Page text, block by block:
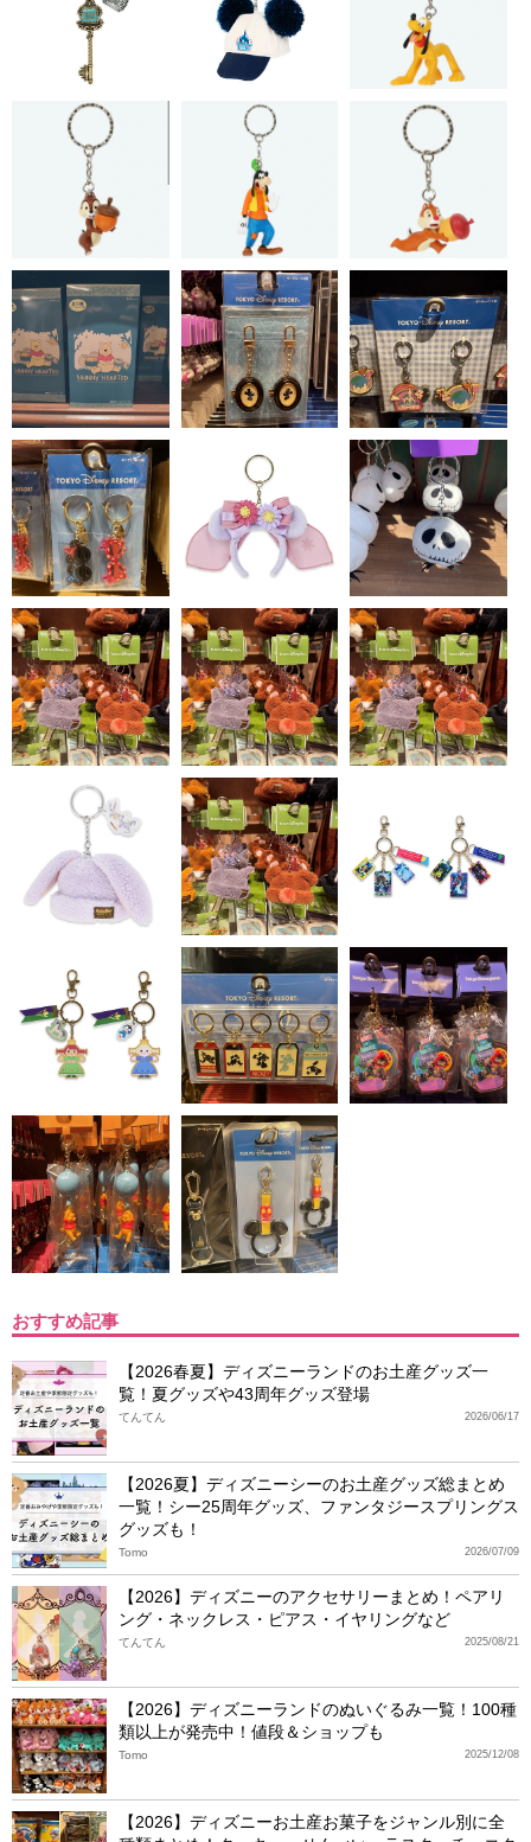
おすすめ記事
【2026春夏】ディズニーランドのお土産グッズ一
覧！夏グッズや43周年グッズ登場
2026/06/17
てんてん
【2026夏】ディズニーシーのお土産グッズ総まとめ
一覧！シー25周年グッズ、ファンタジースプリングス
グッズも！
2026/07/09
Tomo
【2026】ディズニーのアクセサリーまとめ！ペアリ
ング・ネックレス・ピアス・イヤリングなど
2025/08/21
てんてん
【2026】ディズニーランドのぬいぐるみ一覧！100種
類以上が発売中！値段＆ショップも
2025/12/08
Tomo
【2026】ディズニーお土産お菓子をジャンル別に全